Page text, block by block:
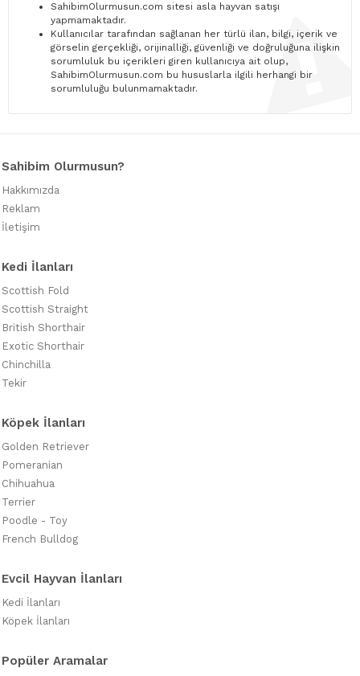
SahibimOlurmusun.com sitesi asla hayvan satışı
yapmamaktadır.
Kullanıcılar tarafından sağlanan her türlü ilan, bilgi, içerik ve
görselin gerçekliği, orijinalliği, güvenliği ve doğruluğuna ilişkin
sorumluluk bu içerikleri giren kullanıcıya ait olup,
SahibimOlurmusun.com bu hususlarla ilgili herhangi bir
sorumluluğu bulunmamaktadır.
Sahibim Olurmusun?
Hakkımızda
Reklam
İletişim
Kedi İlanları
Scottish Fold
Scottish Straight
British Shorthair
Exotic Shorthair
Chinchilla
Tekir
Köpek İlanları
Golden Retriever
Pomeranian
Chihuahua
Terrier
Poodle - Toy
French Bulldog
Evcil Hayvan İlanları
Kedi İlanları
Köpek İlanları
Popüler Aramalar